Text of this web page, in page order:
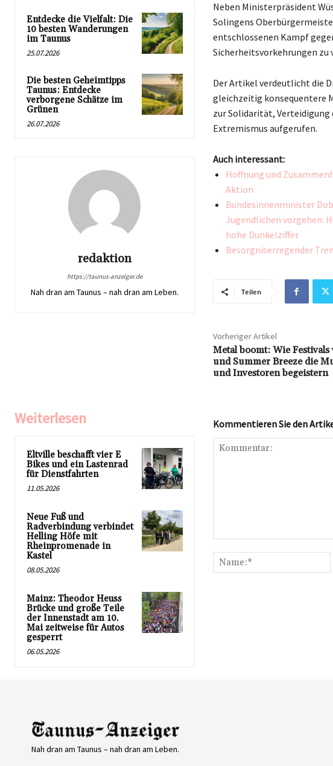
Entdecke die Vielfalt: Die
10 besten Wanderungen
im Taunus
25.07.2026
Die besten Geheimtipps
Taunus: Entdecke
verborgene Schätze im
Grünen
26.07.2026
redaktion
https://taunus-anzeiger.de
Nah dran am Taunus – nah dran am Leben.
Neben Ministerpräsident
Solingens
entschlossenen Kampf
Sicherheitsvorkehrungen zu
Der Artikel verdeutlicht die
gleichzeitig konsequentere
zur Solidarität, Verteidigung
Extremismus aufgerufen.
Auch interessant:
Hoffnung und
Aktion
Bundesinnenminister
Jugendlichen vorgehen:
hohe Dunkelziffer
Besorgniserregender
Teilen
Vorheriger Artikel
Metal boomt: Wie Festivals
und Summer Breeze die
und Investoren begeistern
Weiterlesen
Eltville beschafft vier E
Bikes und ein Lastenrad
für Dienstfahrten
11.05.2026
Neue Fuß und
Radverbindung verbindet
Helling Höfe mit
Rheinpromenade in
Kastel
08.05.2026
Mainz: Theodor Heuss
Brücke und große Teile
der Innenstadt am 10.
Mai zeitweise für Autos
gesperrt
06.05.2026
Kommentieren Sie den
Nah dran am Taunus – nah dran am Leben.